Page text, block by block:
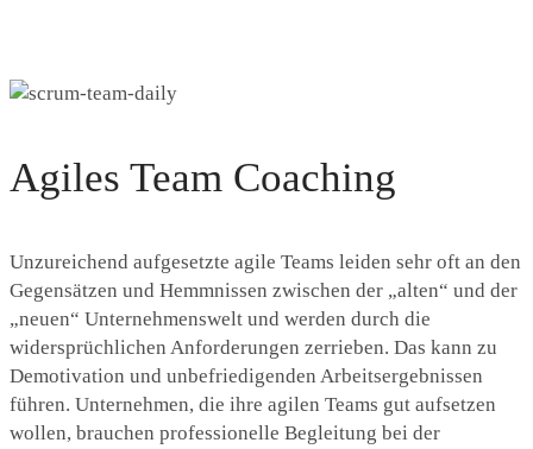
Agiles Team Coaching
Unzureichend aufgesetzte agile Teams leiden sehr oft an den
Gegensätzen und Hemmnissen zwischen der „alten“ und der
„neuen“ Unternehmenswelt und werden durch die
widersprüchlichen Anforderungen zerrieben. Das kann zu
Demotivation und unbefriedigenden Arbeitsergebnissen
führen. Unternehmen, die ihre agilen Teams gut aufsetzen
wollen, brauchen professionelle Begleitung bei der